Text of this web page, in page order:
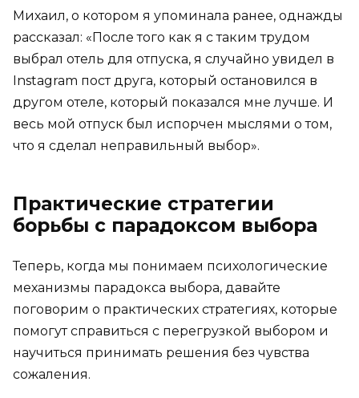
Михаил, о котором я упоминала ранее, однажды
рассказал: «После того как я с таким трудом
выбрал отель для отпуска, я случайно увидел в
Instagram пост друга, который остановился в
другом отеле, который показался мне лучше. И
весь мой отпуск был испорчен мыслями о том,
что я сделал неправильный выбор».
Практические стратегии
борьбы с парадоксом выбора
Теперь, когда мы понимаем психологические
механизмы парадокса выбора, давайте
поговорим о практических стратегиях, которые
помогут справиться с перегрузкой выбором и
научиться принимать решения без чувства
сожаления.